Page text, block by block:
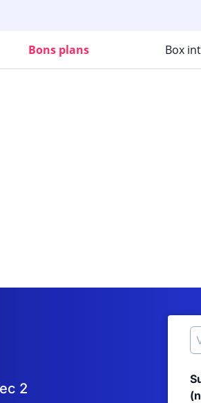
Bons plans Box
2